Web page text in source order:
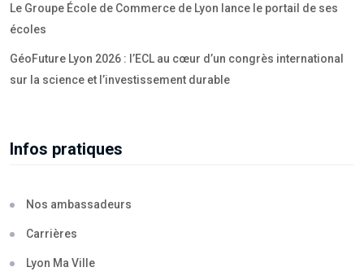
Le Groupe École de Commerce de Lyon lance le portail de ses
écoles
GéoFuture Lyon 2026 : l’ECL au cœur d’un congrès international
sur la science et l’investissement durable
Infos pratiques
Nos ambassadeurs
Carrières
Lyon Ma Ville